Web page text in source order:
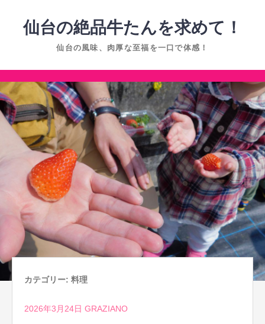
ツ
へ
ス
キ
仙台の絶品牛たんを求めて！
仙台の風味、肉厚な至福を一口で体感！
コ
ン
テ
ン
キ
カテゴリー: 料理
2026年3月24日 GRAZIANO